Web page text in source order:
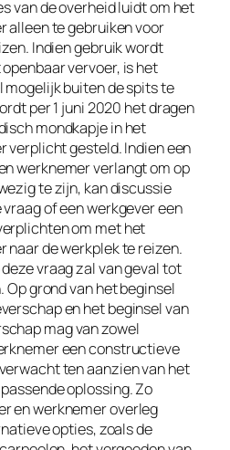
van de overheid luidt om het
alleen te gebruiken voor
Indien gebruik wordt
vervoer, is het
mogelijk buiten de spits te
per 1 juni 2020 het dragen
mondkapje in het
verplicht gesteld. Indien een
werknemer verlangt om op
te zijn, kan discussie
of een werkgever een
om met het
naar de werkplek te reizen.
vraag zal van geval tot
Op grond van het beginsel
en het beginsel van
mag van zowel
een constructieve
ten aanzien van het
oplossing. Zo
en werknemer overleg
opties, zoals de